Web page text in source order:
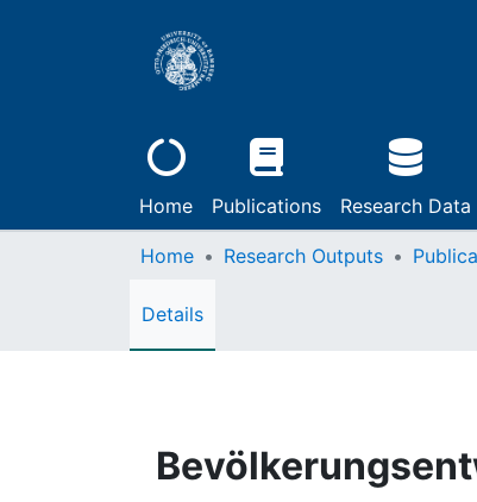
Home Publications Research Data
Home Research Outputs
Details